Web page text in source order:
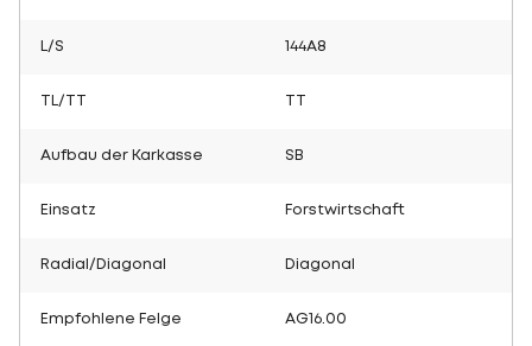
L/S 144A8
TL/TT
Aufbau der Karkasse SB
Einsatz Forstwirtschaft
Radial/Diagonal Diagonal
Empfohlene Felge AG16.00